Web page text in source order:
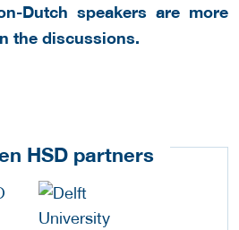
Dutch speakers are more
the discussions.
HSD partners